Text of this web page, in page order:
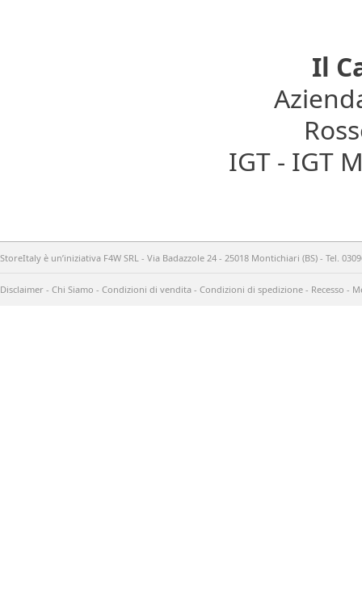
Il
IGT - IGT
StoreItaly è un’iniziativa F4W SRL - Via Badazzole 24 - 25018 Montichiari (BS) - Tel.
Disclaimer - Chi Siamo - Condizioni di vendita - Condizioni di spedizione - Recesso -